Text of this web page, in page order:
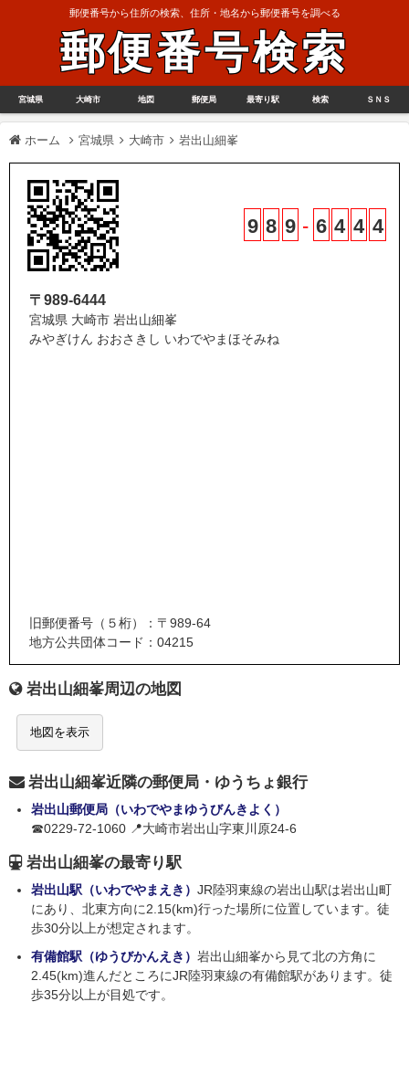
郵便番号から住所の検索、住所・地名から郵便番号を調べる
郵便番号検索
宮城県 大崎市 地図 郵便局 最寄り駅 検索 ＳＮＳ
ホーム 宮城県 大崎市 岩出山細峯
9 8 9 - 6 4 4 4
〒989-6444
宮城県 大崎市 岩出山細峯
みやぎけん おおさきし いわでやまほそみね
旧郵便番号（５桁）：〒989-64
地方公共団体コード：04215
岩出山細峯周辺の地図
地図を表示
岩出山細峯近隣の郵便局・ゆうちょ銀行
岩出山郵便局（いわでやまゆうびんきよく）
☎0229-72-1060 📍大崎市岩出山字東川原24-6
岩出山細峯の最寄り駅
岩出山駅（いわでやまえき） JR陸羽東線の岩出山駅は岩出山町
にあり、北東方向に2.15(km)行った場所に位置しています。徒
歩30分以上が想定されます。
有備館駅（ゆうびかんえき） 岩出山細峯から見て北の方角に
2.45(km)進んだところにJR陸羽東線の有備館駅があります。徒
歩35分以上が目処です。